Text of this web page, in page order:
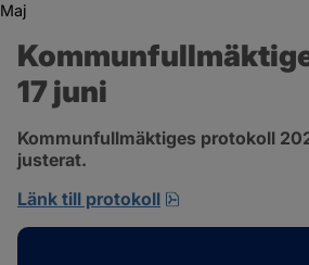
Maj
17 juni
Kommunfullmäktiges protokoll
justerat.
Länk till protokoll